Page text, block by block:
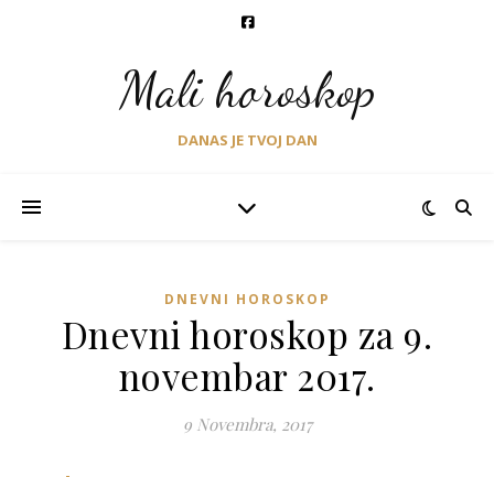
Mali horoskop
DANAS JE TVOJ DAN
DNEVNI HOROSKOP
Dnevni horoskop za 9.
novembar 2017.
9 Novembra, 2017